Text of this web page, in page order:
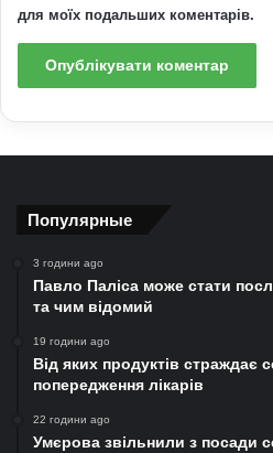
для моїх подальших коментарів.
Популярные
3 години ago
Павло Паліса може стати
та чим відомий
19 години ago
Від яких продуктів страждає
попередження лікарів
22 години ago
Умєрова звільнили з посади